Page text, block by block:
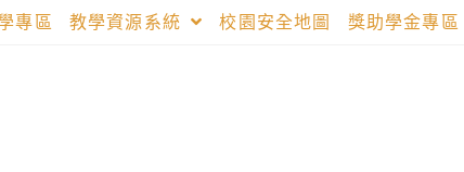
專區 教學資源系統 校園安全地圖 獎助學金專區